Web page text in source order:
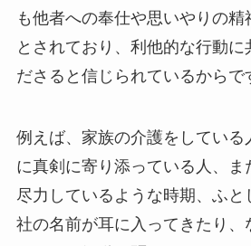
も他者への奉仕や思いやりの精
とされており、利他的な行動に
ださると信じられているからで
例えば、家族の介護をしている
に真剣に寄り添っている人、ま
尽力しているような時期、ふと
社の名前が耳に入ってきたり、